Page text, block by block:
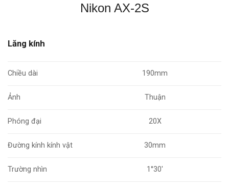
Nikon AX-2S
Lăng kính
Chiều dài 190mm
Ảnh Thuận
Phóng đại 20X
Đường kính kính vật 30mm
Trường nhìn 1°30'